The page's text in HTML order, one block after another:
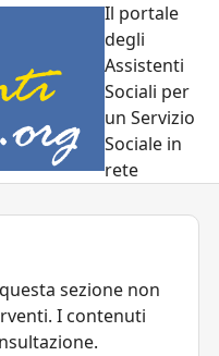
Il portale
degli
Assistenti
Sociali per
un Servizio
Sociale in
rete
sezione non
I contenuti